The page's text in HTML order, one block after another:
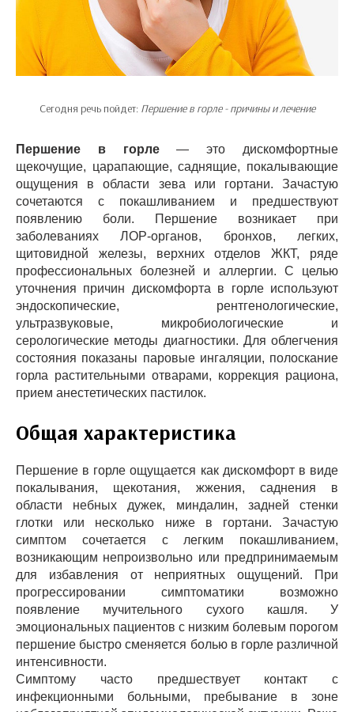
Сегодня речь пойдет: Першение в горле - причины и лечение
Першение в горле— это дискомфортные
щекочущие, царапающие, саднящие, покалывающие
ощущения в области зева или гортани. Зачастую
сочетаются с покашливанием и предшествуют
появлению боли. Першение возникает при
заболеваниях ЛОР-органов, бронхов, легких,
щитовидной железы, верхних отделов ЖКТ, ряде
профессиональных болезней и аллергии. С целью
уточнения причин дискомфорта в горле используют
эндоскопические, рентгенологические,
ультразвуковые, микробиологические и
серологические методы диагностики. Для облегчения
состояния показаны паровые ингаляции, полоскание
горла растительными отварами, коррекция рациона,
прием анестетических пастилок.
Общая характеристика
Першение в горле ощущается как дискомфорт в виде
покалывания, щекотания, жжения, саднения в
области небных дужек, миндалин, задней стенки
глотки или несколько ниже в гортани. Зачастую
симптом сочетается с легким покашливанием,
возникающим непроизвольно или предпринимаемым
для избавления от неприятных ощущений. При
прогрессировании симптоматики возможно
появление мучительного сухого кашля. У
эмоциональных пациентов с низким болевым порогом
першение быстро сменяется болью в горле различной
интенсивности.
Симптому часто предшествует контакт с
инфекционными больными, пребывание в зоне